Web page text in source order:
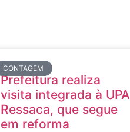
CONTAGEM
Prefeitura realiza
visita integrada à UPA
Ressaca, que segue
em reforma